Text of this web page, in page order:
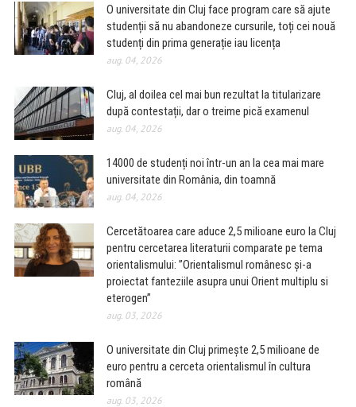
O universitate din Cluj face program care să ajute
studenții să nu abandoneze cursurile, toți cei nouă
studenți din prima generație iau licența
aug. 04, 2026
Cluj, al doilea cel mai bun rezultat la titularizare
după contestații, dar o treime pică examenul
aug. 04, 2026
14000 de studenți noi într-un an la cea mai mare
universitate din România, din toamnă
aug. 04, 2026
Cercetătoarea care aduce 2,5 milioane euro la Cluj
pentru cercetarea literaturii comparate pe tema
orientalismului: ”Orientalismul românesc și-a
proiectat fanteziile asupra unui Orient multiplu si
eterogen”
aug. 03, 2026
O universitate din Cluj primește 2,5 milioane de
euro pentru a cerceta orientalismul în cultura
română
aug. 03, 2026